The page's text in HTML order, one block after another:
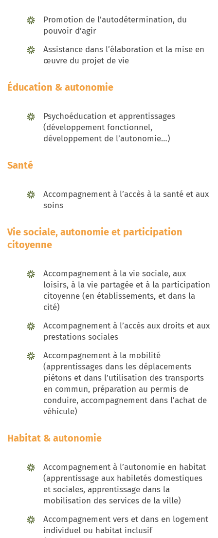
Promotion de l’autodétermination, du
pouvoir d’agir
Assistance dans l’élaboration et la mise en
œuvre du projet de vie
Éducation & autonomie
Psychoéducation et apprentissages
(développement fonctionnel,
développement de l’autonomie…)
Santé
Accompagnement à l’accès à la santé et aux
soins
Vie sociale, autonomie et participation
citoyenne
Accompagnement à la vie sociale, aux
loisirs, à la vie partagée et à la participation
citoyenne (en établissements, et dans la
cité)
Accompagnement à l’accès aux droits et aux
prestations sociales
Accompagnement à la mobilité
(apprentissages dans les déplacements
piétons et dans l’utilisation des transports
en commun, préparation au permis de
conduire, accompagnement dans l’achat de
véhicule)
Habitat & autonomie
Accompagnement à l’autonomie en habitat
(apprentissage aux habiletés domestiques
et sociales, apprentissage dans la
mobilisation des services de la ville)
Accompagnement vers et dans en logement
individuel ou habitat inclusif